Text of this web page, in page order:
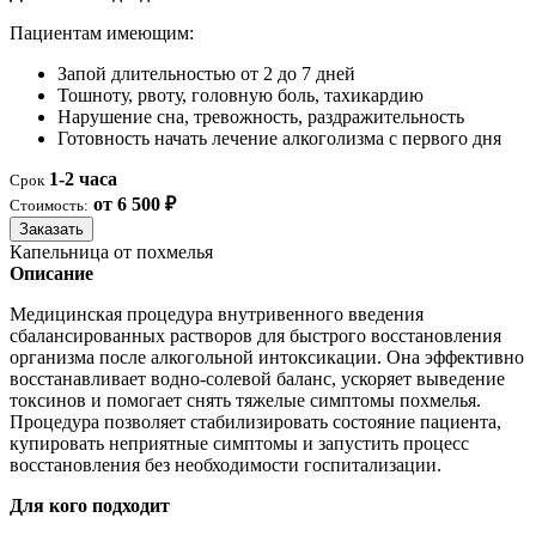
Пациентам имеющим:
Запой длительностью от 2 до 7 дней
Тошноту, рвоту, головную боль, тахикардию
Нарушение сна, тревожность, раздражительность
Готовность начать лечение алкоголизма с первого дня
Срок 1-2 часа
Стоимость: от 6 500 ₽
Заказать
Капельница от похмелья
Описание
Медицинская процедура внутривенного введения
сбалансированных растворов для быстрого восстановления
организма после алкогольной интоксикации. Она эффективно
восстанавливает водно-солевой баланс, ускоряет выведение
токсинов и помогает снять тяжелые симптомы похмелья.
Процедура позволяет стабилизировать состояние пациента,
купировать неприятные симптомы и запустить процесс
восстановления без необходимости госпитализации.
Для кого подходит